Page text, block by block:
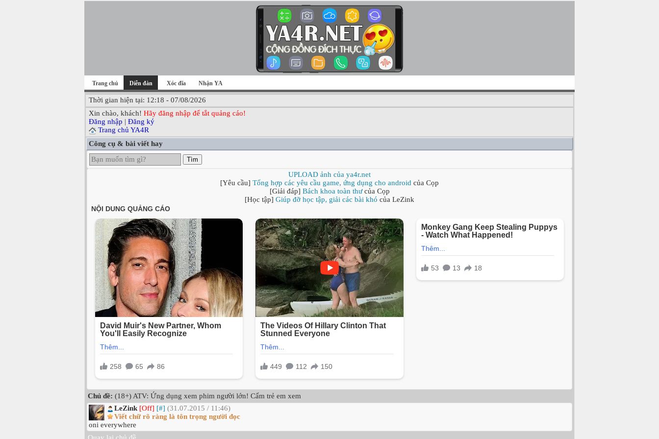
Trang chủ Diễn đàn Xóc đĩa Nhận YA
Thời gian hiện tại: 12:18 - 07/08/2026
Xin chào, khách! Hãy đăng nhập để tắt quảng cáo!
Đăng nhập | Đăng ký
Trang chủ YA4R
Công cụ & bài viết hay
Tìm
UPLOAD ảnh của ya4r.net
[Yêu cầu] Tổng hợp các yêu cầu game, ứng dụng cho android của Cọp
[Giải đáp] Bách khoa toàn thưcủa Cọp
[Học tập] Giúp đỡ học tập, giải các bài khó của LeZink
Chủ đề: (18+) ATV: Ứng dụng xem phim người lớn! Cấm trẻ em xem
LeZink [Off] [#] (31.07.2015 / 11:46)
Viết chữ rõ ràng là tôn trọng người đọc
oni everywhere